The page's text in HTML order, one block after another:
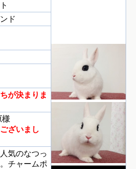
ド
が決まりま
様
ざいまし
気のなつっ
チャームポ